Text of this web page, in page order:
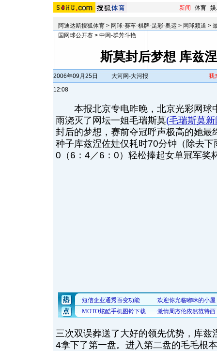
新闻 -体育-
阿迪达斯搜狐体育 > 网球-赛车-棋牌-足彩-奥运 > 网球频道 >
国网球公开赛 > 中网-群芳斗艳
斯莫封后梦想 库兹
2006年09月25日
12:08
大河网-大河报 我
本报北京专电昨晚，北京光彩网球
雨浇灭了网坛一姐毛瑞斯莫(毛瑞斯莫新
封后的梦想，赛前夺冠呼声极高的她最
种子库兹涅佐娃仅耗时70分钟（除去
0（6：4／6：0）轻松捧起女单冠军奖
三次双误葬送了大好的领先优势，库兹
4拿下了第一盘。进入第二盘的毛毛根